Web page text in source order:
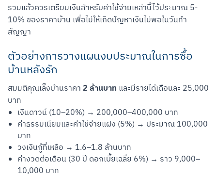
รวมแล้วควรเตรียมเงินสำหรับค่าใช้จ่ายเหล่านี้ไว้ประมาณ 5-
10% ของราคาบ้าน เพื่อไม่ให้เกิดปัญหาเงินไม่พอในวันทำ
สัญญา
ตัวอย่างการวางแผนงบประมาณในการซื้อ
บ้านหลังรัก
สมมติคุณเล็งบ้านราคา 2 ล้านบาท และมีรายได้เดือนละ 25,000
บาท
เงินดาวน์ (10–20%) → 200,000–400,000 บาท
ค่าธรรมเนียมและค่าใช้จ่ายแฝง (5%) → ประมาณ 100,000
บาท
วงเงินกู้ที่เหลือ → 1.6–1.8 ล้านบาท
ค่างวดต่อเดือน (30 ปี ดอกเบี้ยเฉลี่ย 6%) → ราว 9,000–
10,000 บาท